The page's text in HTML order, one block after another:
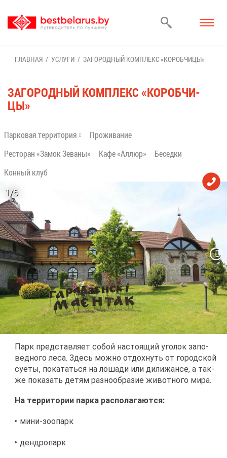
ГЛАВ­НАЯ УСЛУ­ГИ ЗА­ГО­РОД­НЫЙ КОМ­ПЛЕКС «КО­РОБ­ЧИ­ЦЫ»
ЗА­ГО­РОД­НЫЙ КОМ­ПЛЕКС «КО­РОБ­ЧИ­
ЦЫ»
Пар­ко­вая тер­ри­то­рия
Про­жи­ва­ние
Ре­сто­ран «За­мок Зе­ва­ны»
Ка­фе «Ал­люр»
Бе­сед­ки
Кон­ный клуб
Парк пред­став­ля­ет со­бой на­сто­я­щий уго­лок за­по­
вед­но­го ле­са. Здесь мож­но от­дох­нуть от го­род­ской
су­е­ты, по­ка­тать­ся на ло­ша­ди или ди­ли­жан­се, а та­к­
же по­ка­зать де­тям раз­но­об­ра­зие жи­вот­но­го ми­ра.
На тер­ри­то­рии пар­ка рас­по­ла­га­ют­ся:
ми­ни-зоо­парк
денд­ро­парк
1/6